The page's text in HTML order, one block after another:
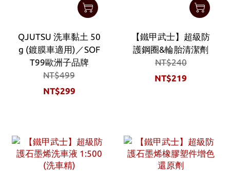
QJUTSU 洗車黏土 50
g (鍍膜車適用)／SOF
T99歐洲子品牌
NT$499
NT$299
【鐵甲武士】超級防
護鋼圈&輪胎清潔劑
NT$240
NT$219